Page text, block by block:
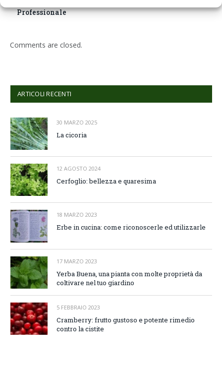
Professionale
Comments are closed.
ARTICOLI RECENTI
30 MARZO 2025
La cicoria
12 AGOSTO 2024
Cerfoglio: bellezza e quaresima
18 MARZO 2023
Erbe in cucina: come riconoscerle ed utilizzarle
17 MARZO 2023
Yerba Buena, una pianta con molte proprietà da
coltivare nel tuo giardino
5 FEBBRAIO 2023
Cramberry: frutto gustoso e potente rimedio
contro la cistite